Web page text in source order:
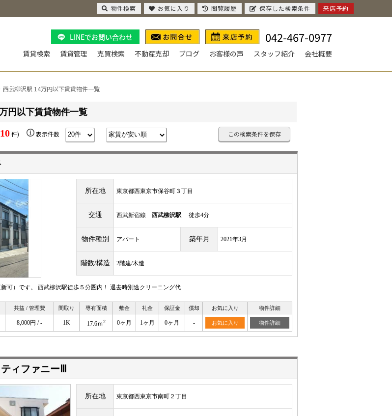
LINEでお問い合わせ 042-467-0977
賃貸検索 賃貸管理 売買検索 不動産売却 ブログ お客様の声 スタッフ紹介 会社概要
西武柳沢駅 14万円以下賃貸物件一覧
円以下賃貸物件一覧
10件) 表示件数 この検索条件を保存
所在地 東京都西東京市保谷町３丁目
交通 西武新宿線 西武柳沢駅 徒歩4分
物件種別 アパート 築年月 2021年3月
階数/構造 2階建/木造
可）です。 西武柳沢駅徒歩５分圏内！ 退去時別途クリーニング代
共益 / 管理費 間取り 専有面積 敷金 礼金 保証金 償却 お気に入り 物件詳細
8,000円 / - 1K 17.6ｍ2 0ヶ月 1ヶ月 0ヶ月 - お気に入り 物件詳細
ィファニーⅢ
所在地 東京都西東京市南町２丁目
物件検索 お気に入り 閲覧履歴 保存した検索条件 来店予約